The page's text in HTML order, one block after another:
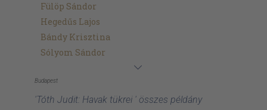
Fülöp Sándor
Hegedűs Lajos
Bándy Krisztina
Sólyom Sándor
Budapest
'Tóth Judit: Havak tükrei ' összes példány